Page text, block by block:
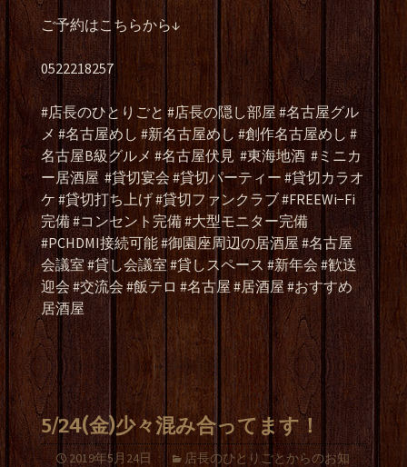
ご予約はこちらから↓
0522218257
#店長のひとりごと #店長の隠し部屋 #名古屋グル
メ #名古屋めし #新名古屋めし #創作名古屋めし #
名古屋B級グルメ #名古屋伏見 #東海地酒 #ミニカ
ー居酒屋 #貸切宴会 #貸切パーティー #貸切カラオ
ケ #貸切打ち上げ #貸切ファンクラブ #FREEWi−Fi
完備 #コンセント完備 #大型モニター完備
#PCHDMI接続可能 #御園座周辺の居酒屋 #名古屋
会議室 #貸し会議室 #貸しスペース #新年会 #歓送
迎会 #交流会 #飯テロ #名古屋 #居酒屋 #おすすめ
居酒屋
5/24(金)少々混み合ってます！
2019年5月24日
店長のひとりごとからのお知